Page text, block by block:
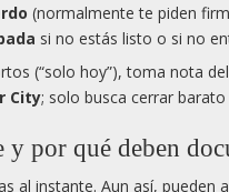
(normalmente te piden
si no estás listo o si no
(“solo hoy”), toma nota
City; solo busca cerrar
y por qué deben
al instante. Aun así, pueden